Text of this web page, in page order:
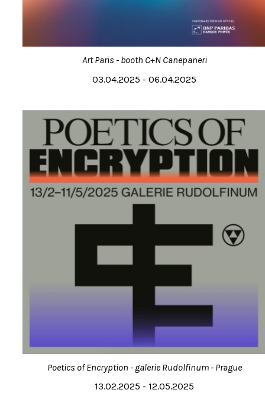
Art Paris - booth C+N Canepaneri
03.04.2025 - 06.04.2025
Poetics of Encryption - galerie Rudolfinum - Prague
13.02.2025 - 12.05.2025